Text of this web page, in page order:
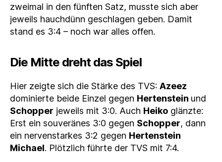
zweimal in den fünften Satz, musste sich aber
jeweils hauchdünn geschlagen geben. Damit
stand es 3:4 – noch war alles offen.
Die Mitte dreht das Spiel
Hier zeigte sich die Stärke des TVS: Azeez
dominierte beide Einzel gegen Hertenstein und
Schopper jeweils mit 3:0. Auch Heiko glänzte:
Erst ein souveränes 3:0 gegen Schopper, dann
ein nervenstarkes 3:2 gegen Hertenstein
Michael. Plötzlich führte der TVS mit 7:4.